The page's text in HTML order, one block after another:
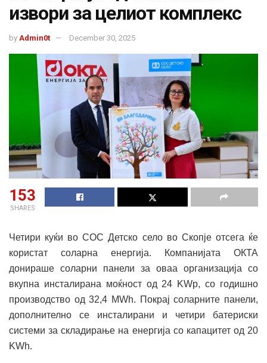
извори за целиот комплекс
by Admin0t December 30, 2025
153
SHARES
Четири куќи во СОС Детско село во Скопје отсега ќе
користат соларна енергија. Компанијата ОКТА
донираше соларни панели за оваа организација со
вкупна инсталирана моќност од 24 KWp, со годишно
производство од 32,4 MWh. Покрај соларните панели,
дополнително се инсталирани и четири батериски
системи за складирање на енергија со капацитет од 20
KWh.